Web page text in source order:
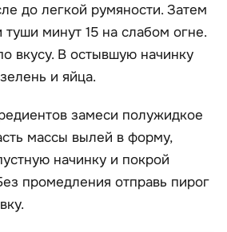
до легкой румяности. Затем
минут 15 на слабом огне.
вкусу. В остывшую начинку
и яйца.
замеси полужидкое
массы вылей в форму,
начинку и покрой
промедления отправь пирог